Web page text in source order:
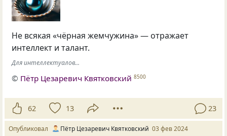
Не всякая «чёрная жемчужина» — отражает
интеллект и талант.
Для интеллектуалов...
© Пётр Цезаревич Квятковский 8500
62 13 23
Опубликовал Пётр Цезаревич Квятковский 03 фев 2024